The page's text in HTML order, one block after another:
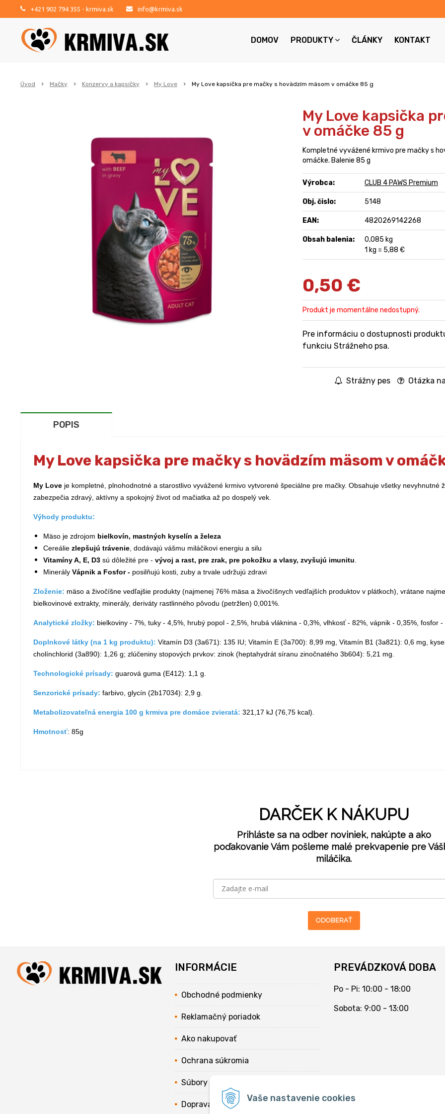
Vaše nastavenie cookies
+421 902 794 355 - krmiva.sk info@krmiva.sk
DOMOV PRODUKTY ČLÁNKY KONTAKT
Úvod Mačky Konzervy a kapsičky My Love My Love kapsička pre mačky s hovädzím mäsom v omáčke 85 g
My Love kapsička
v omáčke 85 g
Kompletné vyvážené krmivo pre mačky s
omáčke. Balenie 85 g
Výrobca: CLUB 4 PAWS Premium
Obj. čislo: 5148
EAN: 4820269142268
Obsah balenia:
0,085 kg
1 kg = 5,88 €
0,50 €
Produkt je momentálne nedostupný.
Pre informáciu o dostupnosti
funkciu Strážneho psa.
Strážny pes Otázka
POPIS
My Love kapsička pre mačky s hovädzím mäsom v
My Love je kompletné, plnohodnotné a starostlivo vyvážené krmivo vytvorené špeciálne pre mačky. Obsahuje všetky nevyhnutné
zabezpečia zdravý, aktívny a spokojný život od mačiatka až po dospelý vek.
Výhody produktu:
Mäso je zdrojom bielkovín, mastných kyselín a železa
Cereálie zlepšujú trávenie , dodávajú vášmu miláčikovi energiu a silu
Vitamíny A, E, D3 sú dôležité pre - vývoj a rast, pre zrak, pre pokožku a vlasy, zvyšujú imunitu
Minerály Vápnik a Fosfor - posilňujú kosti, zuby a trvale udržujú zdravi
Zloženie: mäso a živočíšne vedľajšie produkty (najmenej 76% mäsa a živočíšnych vedľajších produktov v plátkoch), vrátane
bielkovinové extrakty, minerály, deriváty rastlinného pôvodu (petržlen) 0,001%.
Analytické zložky: bielkoviny - 7%, tuky - 4,5%, hrubý popol - 2,5%, hrubá vláknina - 0,3%, vlhkosť - 82%, vápnik - 0,35%, fosfor -
Doplnkové látky (na 1 kg produktu): Vitamín D3 (3а671): 135 IU; Vitamín E (3а700): 8,99 mg, Vitamín B1 (3а821): 0,6 mg,
cholínchlorid (3а890): 1,26 g; zlúčeniny stopových prvkov: zinok (heptahydrát síranu zinočnatého 3b604): 5,21 mg.
Technologické prísady: guarová guma (E412): 1,1 g.
Senzorické prísady: farbivo, glycín (2b17034): 2,9 g.
Metabolizovateľná energia 100 g krmiva pre domáce zvieratá: 321,17 kJ (76,75 kcal).
Hmotnosť: 85g
DARČEK K NÁKUPU
Prihláste sa na odber noviniek, nakúpte a ako
poďakovanie Vám pošleme malé prekvapenie pre
miláčika.
ODOBERAŤ
INFORMÁCIE
Obchodné podmienky
Reklamačný poriadok
Ako nakupovať
Ochrana súkromia
Súbory cookies
Doprava
PREVÁDZKOVÁ DOBA
Po - Pi: 10:00 - 18:00
Sobota: 9:00 - 13:00